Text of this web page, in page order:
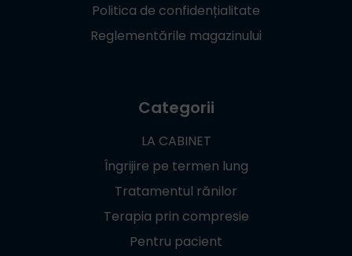
Politica de confidențialitate
Reglementările magazinului
Categorii
LA CABINET
Îngrijire pe termen lung
Tratamentul rănilor
Terapia prin compresie
Pentru pacient